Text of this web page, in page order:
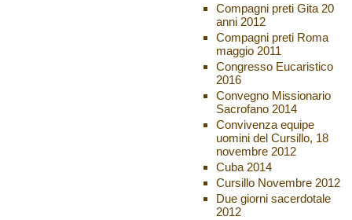
Compagni preti Gita 20
anni 2012
Compagni preti Roma
maggio 2011
Congresso Eucaristico
2016
Convegno Missionario
Sacrofano 2014
Convivenza equipe
uomini del Cursillo, 18
novembre 2012
Cuba 2014
Cursillo Novembre 2012
Due giorni sacerdotale
2012